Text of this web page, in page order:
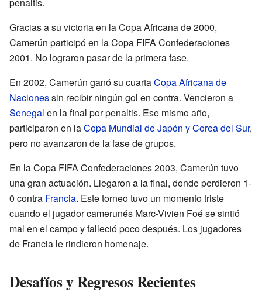
penaltis.
Gracias a su victoria en la Copa Africana de 2000,
Camerún participó en la Copa FIFA Confederaciones
2001. No lograron pasar de la primera fase.
En 2002, Camerún ganó su cuartaCopa Africana de
Nacionessin recibir ningún gol en contra. Vencieron a
Senegal en la final por penaltis. Ese mismo año,
participaron en laCopa Mundial de Japón y Corea del Sur,
pero no avanzaron de la fase de grupos.
En la Copa FIFA Confederaciones 2003, Camerún tuvo
una gran actuación. Llegaron a la final, donde perdieron 1-
0 contra Francia. Este torneo tuvo un momento triste
cuando el jugador camerunés Marc-Vivien Foé se sintió
mal en el campo y falleció poco después. Los jugadores
de Francia le rindieron homenaje.
Desafíos y Regresos Recientes